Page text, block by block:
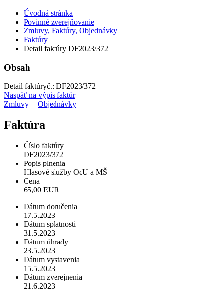
Úvodná stránka
Povinné zverejňovanie
Zmluvy, Faktúry, Objednávky
Faktúry
Detail faktúry DF2023/372
Obsah
Detail faktúryč.: DF2023/372
Naspäť na výpis faktúr
Zmluvy
Objednávky
Faktúra
Číslo faktúry
DF2023/372
Popis plnenia
Hlasové služby OcU a MŠ
Cena
65,00 EUR
Dátum doručenia
17.5.2023
Dátum splatnosti
31.5.2023
Dátum úhrady
23.5.2023
Dátum vystavenia
15.5.2023
Dátum zverejnenia
21.6.2023